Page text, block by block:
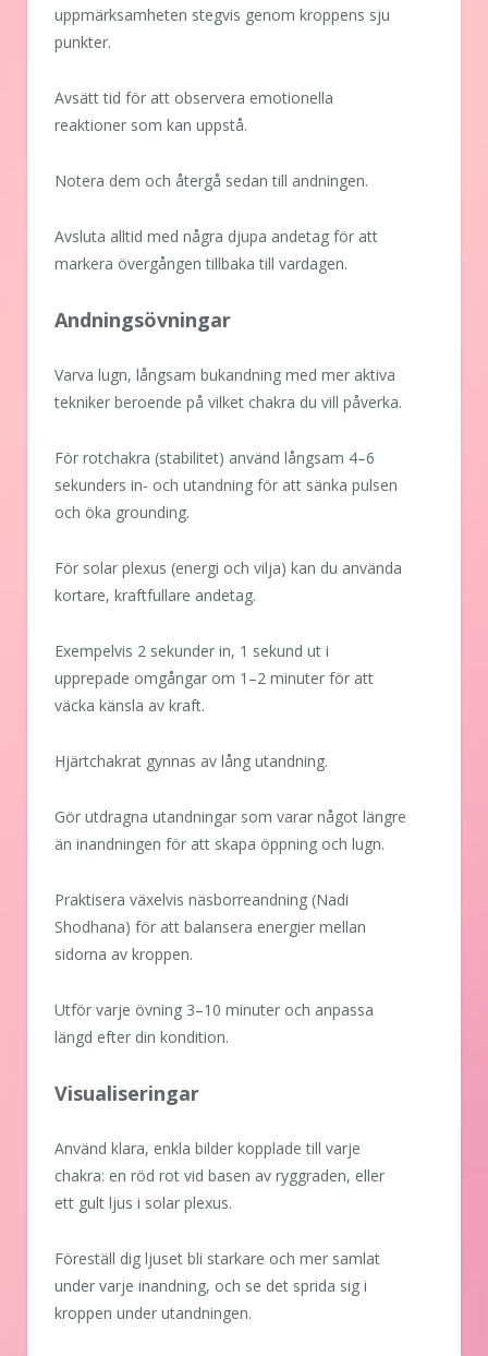
uppmärksamheten stegvis genom kroppens sju
punkter.
Avsätt tid för att observera emotionella
reaktioner som kan uppstå.
Notera dem och återgå sedan till andningen.
Avsluta alltid med några djupa andetag för att
markera övergången tillbaka till vardagen.
Andningsövningar
Varva lugn, långsam bukandning med mer aktiva
tekniker beroende på vilket chakra du vill påverka.
För rotchakra (stabilitet) använd långsam 4–6
sekunders in- och utandning för att sänka pulsen
och öka grounding.
För solar plexus (energi och vilja) kan du använda
kortare, kraftfullare andetag.
Exempelvis 2 sekunder in, 1 sekund ut i
upprepade omgångar om 1–2 minuter för att
väcka känsla av kraft.
Hjärtchakrat gynnas av lång utandning.
Gör utdragna utandningar som varar något längre
än inandningen för att skapa öppning och lugn.
Praktisera växelvis näsborreandning (Nadi
Shodhana) för att balansera energier mellan
sidorna av kroppen.
Utför varje övning 3–10 minuter och anpassa
längd efter din kondition.
Visualiseringar
Använd klara, enkla bilder kopplade till varje
chakra: en röd rot vid basen av ryggraden, eller
ett gult ljus i solar plexus.
Föreställ dig ljuset bli starkare och mer samlat
under varje inandning, och se det sprida sig i
kroppen under utandningen.